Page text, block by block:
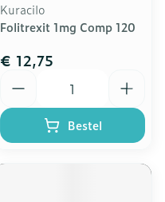
Kuracilo
Folitrexit 1mg Comp 120
€ 12,75
Bestel